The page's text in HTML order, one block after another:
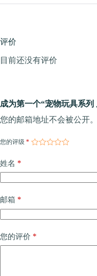
评价
目前还没有评价
成为第一个“宠物玩具系列
您的邮箱地址不会被公开。
您的评级 *
姓名 *
邮箱 *
您的评价 *